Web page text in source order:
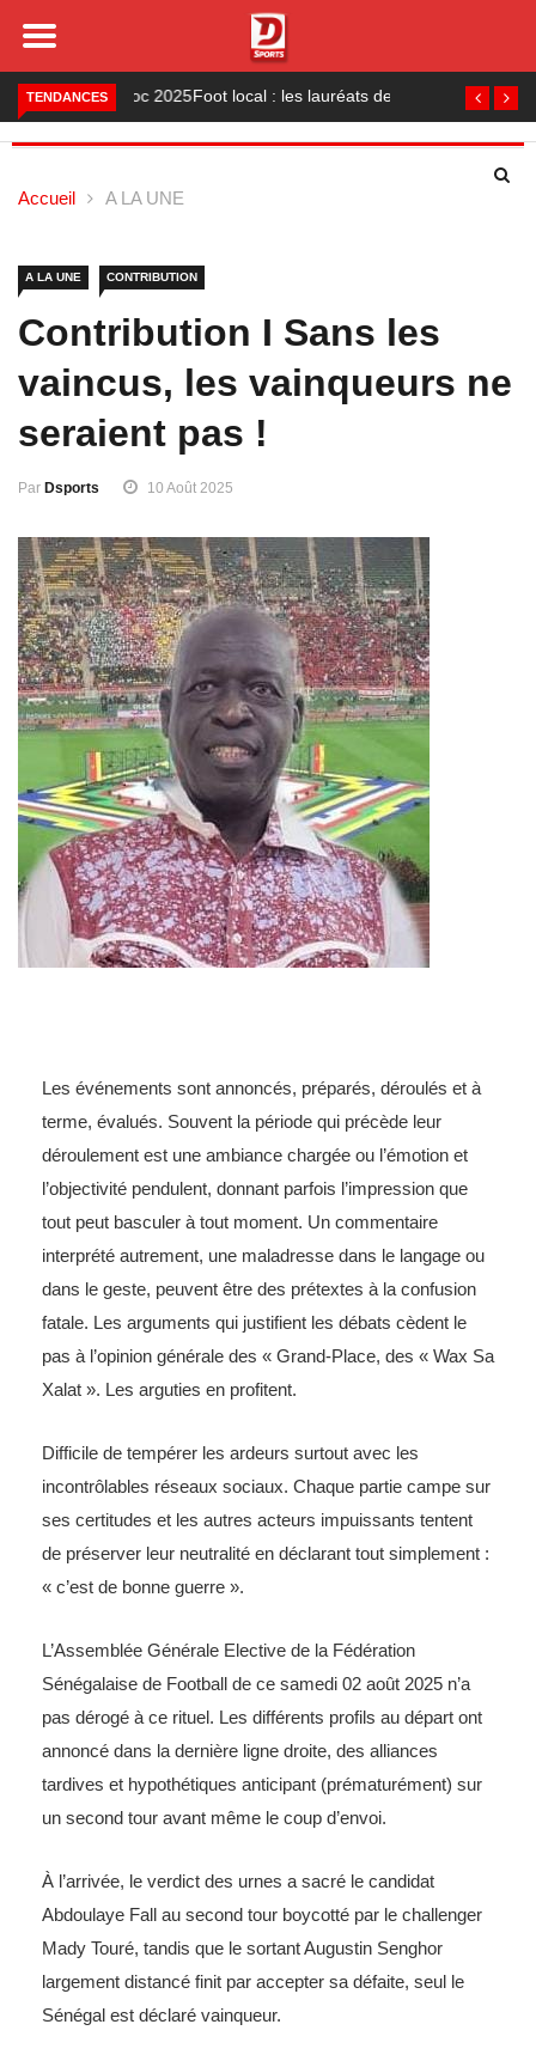
TENDANCES Foot local : les lauréats de la saison 2024-2025
Accueil A LA UNE
A LA UNE CONTRIBUTION
Contribution I Sans les
vaincus, les vainqueurs ne
seraient pas !
Par Dsports 10 Août 2025
Les événements sont annoncés, préparés, déroulés et à
terme, évalués. Souvent la période qui précède leur
déroulement est une ambiance chargée ou l’émotion et
l’objectivité pendulent, donnant parfois l’impression que
tout peut basculer à tout moment. Un commentaire
interprété autrement, une maladresse dans le langage ou
dans le geste, peuvent être des prétextes à la confusion
fatale. Les arguments qui justifient les débats cèdent le
pas à l’opinion générale des « Grand-Place, des « Wax Sa
Xalat ». Les arguties en profitent.
Difficile de tempérer les ardeurs surtout avec les
incontrôlables réseaux sociaux. Chaque partie campe sur
ses certitudes et les autres acteurs impuissants tentent
de préserver leur neutralité en déclarant tout simplement :
« c’est de bonne guerre ».
L’Assemblée Générale Elective de la Fédération
Sénégalaise de Football de ce samedi 02 août 2025 n’a
pas dérogé à ce rituel. Les différents profils au départ ont
annoncé dans la dernière ligne droite, des alliances
tardives et hypothétiques anticipant (prématurément) sur
un second tour avant même le coup d’envoi.
À l’arrivée, le verdict des urnes a sacré le candidat
Abdoulaye Fall au second tour boycotté par le challenger
Mady Touré, tandis que le sortant Augustin Senghor
largement distancé finit par accepter sa défaite, seul le
Sénégal est déclaré vainqueur.